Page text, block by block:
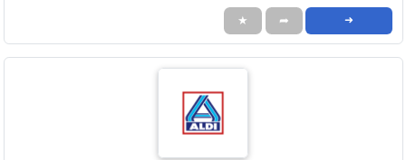
★ ➦ ➜